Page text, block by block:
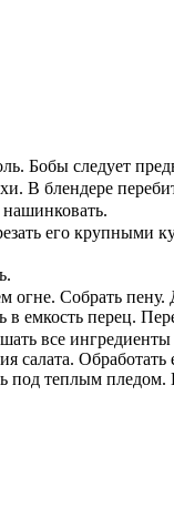
Бобы следует
В блендере
его крупными
Собрать
емкость перец.
все
салата.
под теплым пледом.